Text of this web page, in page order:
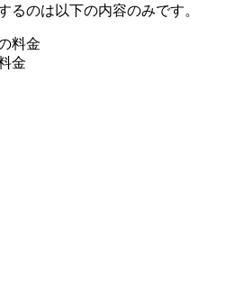
るのは以下の内容のみです。
料金
金